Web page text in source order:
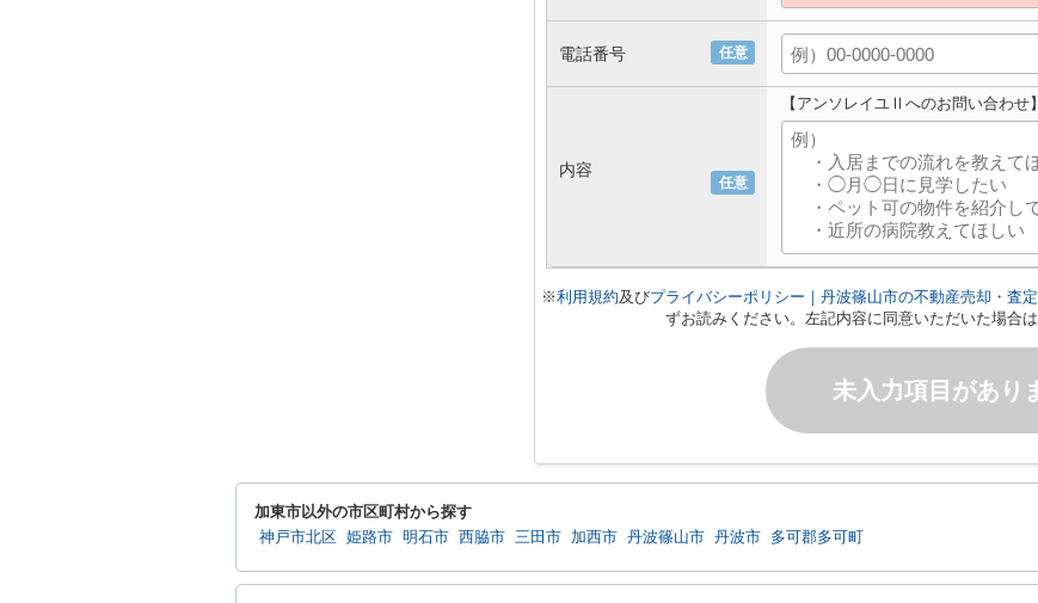
任意
電話番号
任意
内容
【アンソレイユⅡへのお問い合わせ】
※利用規約及びプライバシーポリシー｜丹波篠山市の不動産売却・査
ずお読みください。左記内容に同意いただいた場合
未入力項目があり
加東市以外の市区町村から探す
神戸市北区 姫路市 明石市 西脇市 三田市 加西市 丹波篠山市 丹波市 多可郡多可町